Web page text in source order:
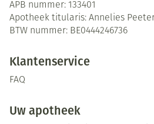
APB nummer: 133401
Apotheek titularis: Annelies
BTW nummer: BE0444246736
Klantenservice
FAQ
Uw apotheek